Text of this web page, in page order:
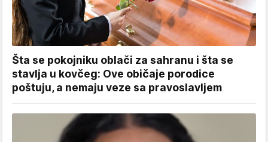
Šta se pokojniku oblači za sahranu i šta se
stavlja u kovčeg: Ove običaje porodice
poštuju, a nemaju veze sa pravoslavljem